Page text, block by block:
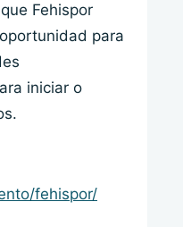
Fehispor
para
iniciar o
fehispor/